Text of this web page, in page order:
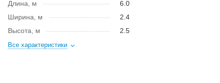
Длина, м
6.0
Ширина, м
2.4
Высота, м
2.5
Все характеристики